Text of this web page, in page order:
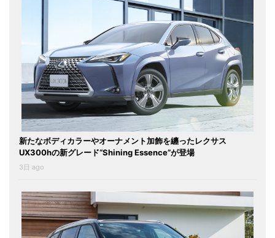
新たなボディカラーやオーナメント加飾を纏ったレクサス
UX300hの新グレード“Shining Essence”が登場
3日 ago